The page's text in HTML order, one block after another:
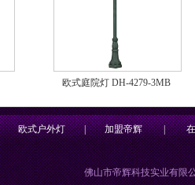
欧式庭院灯 DH-4279-3MB
欧式户外灯 | 加盟帝辉 |
佛山市帝辉科技实业有限